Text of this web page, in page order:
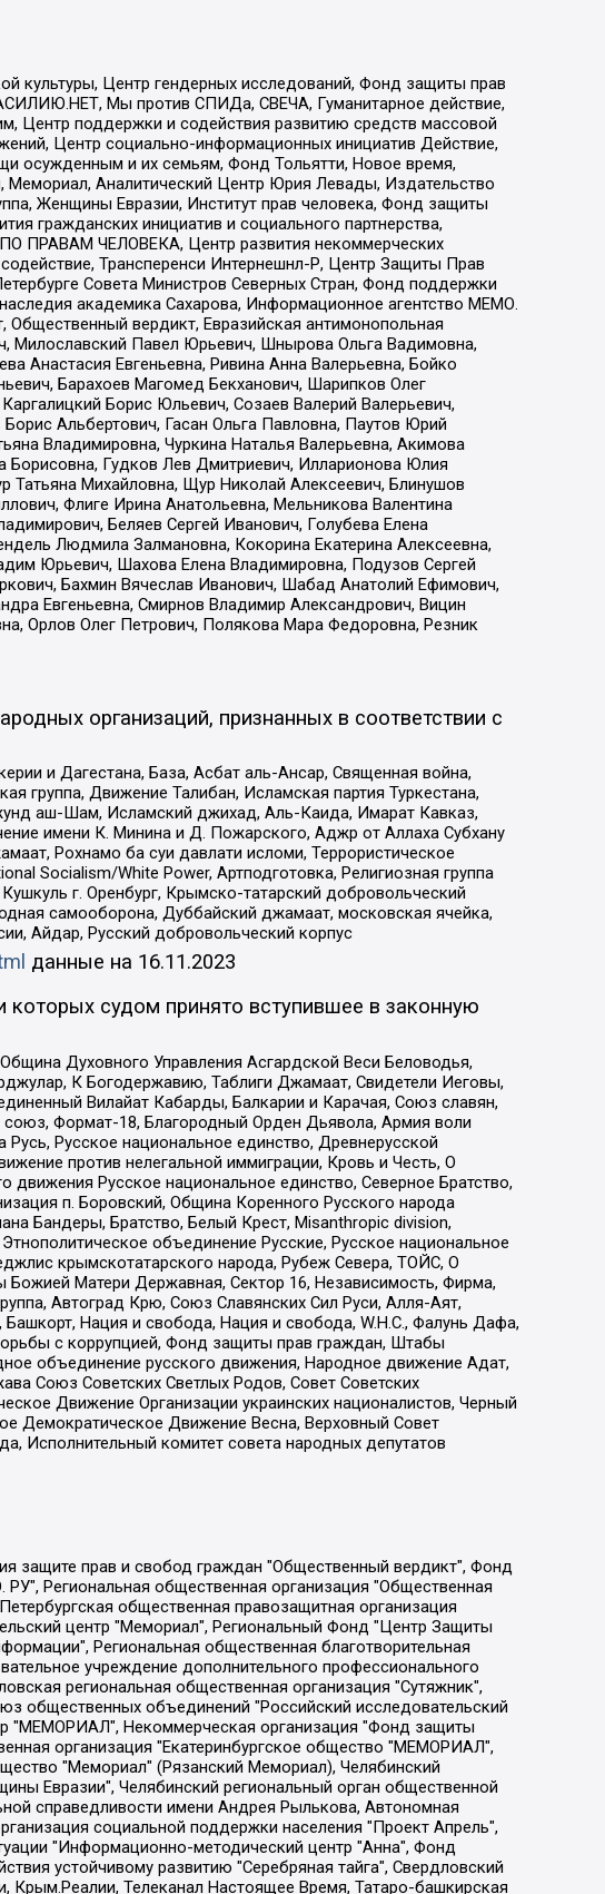
культуры, Центр гендерных исследований, Фонд защиты прав
Мы против СПИДа, СВЕЧА, Гуманитарное действие,
Центр поддержки и содействия развитию средств массовой
Центр социально-информационных инициатив Действие,
осужденным и их семьям, Фонд Тольятти, Новое время,
Мемориал, Аналитический Центр Юрия Левады, Издательство
Женщины Евразии, Институт прав человека, Фонд защиты
гражданских инициатив и социального партнерства,
ПРАВАМ ЧЕЛОВЕКА, Центр развития некоммерческих
Трансперенси Интернешнл-Р, Центр Защиты Прав
Совета Министров Северных Стран, Фонд поддержки
академика Сахарова, Информационное агентство МЕМО.
вердикт, Евразийская антимонопольная
Милославский Павел Юрьевич, Шнырова Ольга Вадимовна,
Анастасия Евгеньевна, Ривина Анна Валерьевна, Бойко
Барахоев Магомед Бекханович, Шарипков Олег
Борис Юльевич, Созаев Валерий Валерьевич,
Альбертович, Гасан Ольга Павловна, Паутов Юрий
Владимировна, Чуркина Наталья Валерьевна, Акимова
Борисовна, Гудков Лев Дмитриевич, Илларионова Юлия
Татьяна Михайловна, Щур Николай Алексеевич, Блинушов
Флиге Ирина Анатольевна, Мельникова Валентина
Беляев Сергей Иванович, Голубева Елена
Людмила Залмановна, Кокорина Екатерина Алексеевна,
Юрьевич, Шахова Елена Владимировна, Подузов Сергей
Бахмин Вячеслав Иванович, Шабад Анатолий Ефимович,
Евгеньевна, Смирнов Владимир Александрович, Вицин
Орлов Олег Петрович, Полякова Мара Федоровна, Резник
организаций, признанных в соответствии с
и Дагестана, База, Асбат аль-Ансар, Священная война,
группа, Движение Талибан, Исламская партия Туркестана,
аш-Шам, Исламский джихад, Аль-Каида, Имарат Кавказ,
имени К. Минина и Д. Пожарского, Аджр от Аллаха Субхану
Рохнамо ба суи давлати исломи, Террористическое
Socialism/White Power, Артподготовка, Религиозная группа
г. Оренбург, Крымско-татарский добровольческий
самооборона, Дуббайский джамаат, московская ячейка,
Айдар, Русский добровольческий корпус
данные на 16.11.2023
судом принято вступившее в законную
Духовного Управления Асгардской Веси Беловодья,
К Богодержавию, Таблиги Джамаат, Свидетели Иеговы,
Вилайат Кабарды, Балкарии и Карачая, Союз славян,
Формат-18, Благородный Орден Дьявола, Армия воли
Русское национальное единство, Древнерусской
против нелегальной иммиграции, Кровь и Честь, О
Русское национальное единство, Северное Братство,
п. Боровский, Община Коренного Русского народа
Бандеры, Братство, Белый Крест, Misanthropic division,
объединение Русские, Русское национальное
крымскотатарского народа, Рубеж Севера, ТОЙС, О
Божией Матери Державная, Сектор 16, Независимость, Фирма,
Автоград Крю, Союз Славянских Сил Руси, Алля-Аят,
Башкорт, Нация и свобода, Нация и свобода, W.H.С., Фалунь Дафа,
с коррупцией, Фонд защиты прав граждан, Штабы
объединение русского движения, Народное движение Адат,
Союз Советских Светлых Родов, Совет Советских
Движение Организации украинских националистов, Черный
Демократическое Движение Весна, Верховный Совет
Исполнительный комитет совета народных депутатов
Александрович, Межрегиональное общественное движение "Российская ЛГБТ - сеть", Оленичев Максим Владимирович, Павлов Иван Юрьевич, Скворцова Елена Сергеевна, Общество с ограниченной ответственностью "Как бы инагент", Кочетков Игорь Викторович, Общество с ограниченной ответственностью "Честные выборы", Еланчик Олег Александрович, Общество с ограниченной ответственностью "Нобелевский призыв", Гималова Регина Эмилевна, Григорьев Андрей Валерьевич, Григорьева Алина Александровна, Ассоциация по содействию защите прав призывников, альтернативнослужащих и военнослужащих "Правозащитная группа "Гражданин.Армия.Право", Хисамова Регина Фаритовна, Автономная некоммерческая организация по реализации социально-правовых программ "Лилит", Дальневосточное общественное движение "Маяк", Санкт-Петербургская ЛГБТ-инициативная группа "Выход", Инициативная группа ЛГБТ+ "Реверс", Алексеев Андрей Викторович, Бекбулатова Таисия Львовна, Беляев Иван Михайлович, Владыкина Елена Сергеевна, Гельман Марат Александрович, Никульшина Вероника Юрьевна, Толоконникова Надежда Андреевна, Шендерович Виктор Анатольевич, Общество с ограниченной ответственностью "Данное сообщение", Общество с ограниченной ответственностью Издательский дом "Новая глава", Айнбиндер Александра Александровна, Московский комьюнити-центр для ЛГБТ+инициатив, Благотворительный фонд развития филантропии, Deutsche Welle (Германия, Kurt-Schumacher-Strasse 3, 53113 Bonn), Борзунова Мария Михайловна, Воробьев Виктор Викторович, Голубева Анна Львовна, Константинова Алла Михайловна, Малкова Ирина Владимировна, Мурадов Мурад Абдулгалимович, Осетинская Елизавета Николаевна, Понасенков Евгений Николаевич, Ганапольский Матвей Юрьевич, Киселев Евгений Алексеевич, Борухович Ирина Григорьевна, Дремин Иван Тимофеевич, Дубровский Дмитрий Викторович, Красноярская региональная общественная организация поддержки и развития альтернативных образовательных технологий и межкультурных коммуникаций "ИНТЕРРА", Маяковская Екатерина Алексеевна, Фейгин Марк Захарович, Филимонов Андрей Викторович, Дзугкоева Регина Николаевна, Доброхотов Роман Александрович, Дудь Юрий Александрович, Елкин Сергей Владимирович, Кругликов Кирилл Игоревич, Сабунаева Мария Леонидовна, Семенов Алексей Владимирович, Шаинян Карен Багратович, Шульман Екатерина Михайловна, Асафьев Артур Валерьевич, Вахштайн Виктор Семенович, Венедиктов Алексей Алексеевич, Лушникова Екатерина Евгеньевна, Волков Леонид Михайлович, Невзоров Александр Глебович, Пархоменко Сергей Борисович, Сироткин Ярослав Николаевич, Кара-Мурза Владимир Владимирович, Баранова Наталья Владимировна, Гозман Леонид Яковлевич, Кагарлицкий Борис Юльевич, Климарев Михаил Валерьевич, Милов Владимир Станиславович, Автономная некоммерческая организация Краснодарский центр современного искусства "Типография", Моргенштерн Алишер Тагирович, Соболь Любовь Эдуардовна, Общество с ограниченной ответственностью "ЛИЗА НОРМ", Каспаров Гарри Кимович, Ходорковский Михаил Борисович, Общество с ограниченной ответственностью "Апрельские тезисы", Данилович Ирина Брониславовна, Кашин Олег Владимирович, Петров Николай Владимирович, Пивоваров Алексей Владимирович, Соколов Михаил Владимирович, Цветкова Юлия Владимировна, Чичваркин Евгений Александрович, Комитет против пыток/Команда против пыток, Общество с ограниченной ответственностью "Первый научный", Общество с ограниченной ответственностью "Вертолет и ко", Белоцерковская Вероника Борисовна, Кац Максим Евгеньевич, Лазарева Татьяна Юрьевна, Шаведдинов Руслан Табризович, Яшин Илья Валерьевич, Общество с ограниченной ответственностью "Иноагент ААВ", Алешковский Дмитрий Петрович, Альбац Евгения Марковна, Быков Дмитрий Львович, Галямина Юлия Евгеньевна, Лойко Сергей Леонидович, Мартынов Кирилл Константинович, Медведев Сергей Александрович, Крашенинников Федор Геннадиевич, Гордеева Катерина Вл